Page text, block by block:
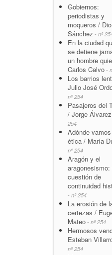
Gobiernos:
periodistas y
moqueros /
Sánchez - nº
En la ciudad
se detiene
un hombre
Carlos Calvo -
Los barrios
Julio José
nº 254
Pasajeros del
/ Jorge Álvarez
254
Adónde
ética / María
nº 254
Aragón y el
aragonesismo:
cuestión de
continuidad
- nº 254
La erosión de
certezas /
Mateo - nº 254
Hermosos
Esteban
nº 254